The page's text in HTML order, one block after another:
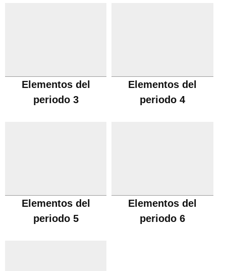
Elementos del
periodo 3
Elementos del
periodo 4
Elementos del
periodo 5
Elementos del
periodo 6